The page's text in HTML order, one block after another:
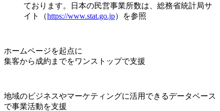
ております。日本の民営事業所数は、総務省統計局サ
イト（https://www.stat.go.jp）を参照
ホームページを起点に
集客から成約までをワンストップで支援
地域のビジネスやマーケティングに活用できるデータベース
で事業活動を支援